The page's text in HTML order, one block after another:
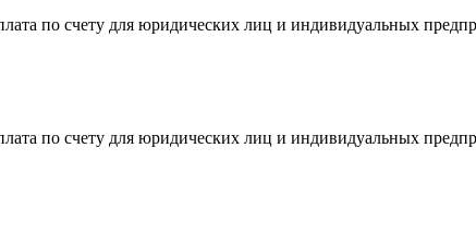
по счету для юридических лиц и индивидуальных
по счету для юридических лиц и индивидуальных